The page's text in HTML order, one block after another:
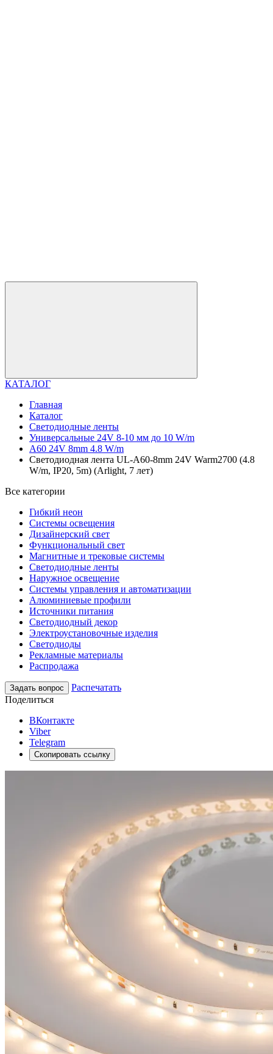
КАТАЛОГ
Главная
Каталог
Светодиодные ленты
Универсальные 24V 8-10 мм до 10 W/m
A60 24V 8mm 4.8 W/m
Светодиодная лента UL-A60-8mm 24V Warm2700 (4.8
W/m, IP20, 5m) (Arlight, 7 лет)
Все категории
Гибкий неон
Системы освещения
Дизайнерский свет
Функциональный свет
Магнитные и трековые системы
Светодиодные ленты
Наружное освещение
Системы управления и автоматизации
Алюминиевые профили
Источники питания
Светодиодный декор
Электроустановочные изделия
Светодиоды
Рекламные материалы
Распродажа
Задать вопрос
Распечатать
Поделиться
ВКонтакте
Viber
Telegram
Скопировать ссылку